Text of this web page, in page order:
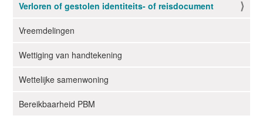
Verloren of gestolen identiteits- of reisdocument
Vreemdelingen
Wettiging van handtekening
Wettelijke samenwoning
Bereikbaarheid PBM